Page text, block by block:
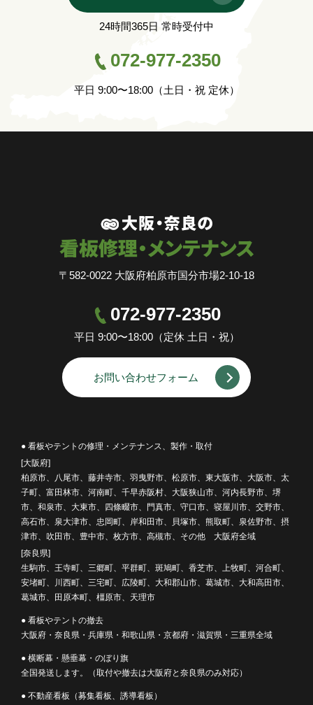
24時間365日 常時受付中
072-977-2350
平日 9:00〜18:00（土日・祝 定休）
〒582-0022 大阪府柏原市国分市場2-10-18
072-977-2350
平日 9:00〜18:00（定休 土日・祝）
お問い合わせフォーム
● 看板やテントの修理・メンテナンス、製作・取付
[大阪府]
柏原市、八尾市、藤井寺市、羽曳野市、松原市、東大阪市、大阪市、太
子町、富田林市、河南町、千早赤阪村、大阪狭山市、河内長野市、堺
市、和泉市、大東市、四條畷市、門真市、守口市、寝屋川市、交野市、
高石市、泉大津市、忠岡町、岸和田市、貝塚市、熊取町、泉佐野市、摂
津市、吹田市、豊中市、枚方市、高槻市、その他 大阪府全域
[奈良県]
生駒市、王寺町、三郷町、平群町、斑鳩町、香芝市、上牧町、河合町、
安堵町、川西町、三宅町、広陵町、大和郡山市、葛城市、大和高田市、
葛城市、田原本町、橿原市、天理市
● 看板やテントの撤去
大阪府・奈良県・兵庫県・和歌山県・京都府・滋賀県・三重県全域
● 横断幕・懸垂幕・のぼり旗
全国発送します。（取付や撤去は大阪府と奈良県のみ対応）
● 不動産看板（募集看板、誘導看板）